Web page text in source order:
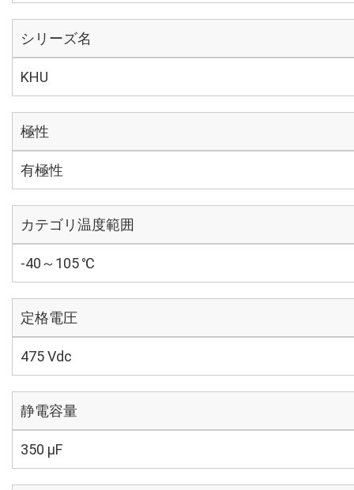
シリーズ名
KHU
極性
有極性
カテゴリ温度範囲
-40～105 ℃
定格電圧
475 Vdc
静電容量
350 µF